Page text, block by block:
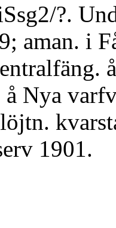
?.
aman. i
Nya
1901.